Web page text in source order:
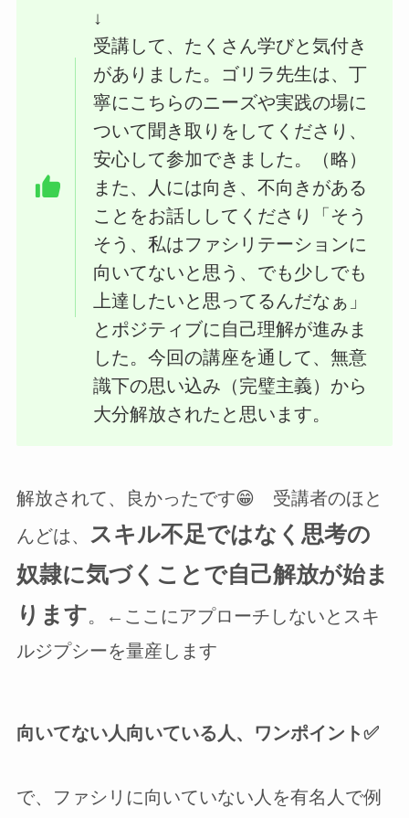
↓
受講して、たくさん学びと気付き
がありました。ゴリラ先生は、丁
寧にこちらのニーズや実践の場に
ついて聞き取りをしてくださり、
安心して参加できました。（略）
また、人には向き、不向きがある
ことをお話ししてくださり「そう
そう、私はファシリテーションに
向いてないと思う、でも少しでも
上達したいと思ってるんだなぁ」
とポジティブに自己理解が進みま
した。今回の講座を通して、無意
識下の思い込み（完璧主義）から
大分解放されたと思います。
解放されて、良かったです😁 受講者のほと
んどは、 スキル不足ではなく思考の
奴隷に気づくことで自己解放が始ま
ります。←ここにアプローチしないとスキ
ルジプシーを量産します
向いてない人向いている人、ワンポイント✅️
で、ファシリに向いていない人を有名人で例